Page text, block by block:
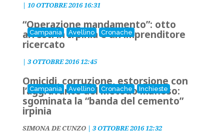
| 10 OTTOBRE 2016 16:31
Campania Avellino Cronache
“Operazione mandamento”: otto
arresti in Irpinia e un imprenditore
ricercato
| 3 OTTOBRE 2016 12:45
Campania Avellino Cronache Inchieste
Omicidi, corruzione, estorsione con
l’aggravante del metodo mafioso:
sgominata la “banda del cemento”
irpinia
SIMONA DE CUNZO| 3 OTTOBRE 2016 12:32